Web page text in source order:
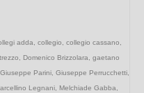
adda collegio collegio cassano
Domenico Brizzolara
gaetano
Giuseppe Parini Giuseppe Perrucchetti
Legnani Melchiade Gabba